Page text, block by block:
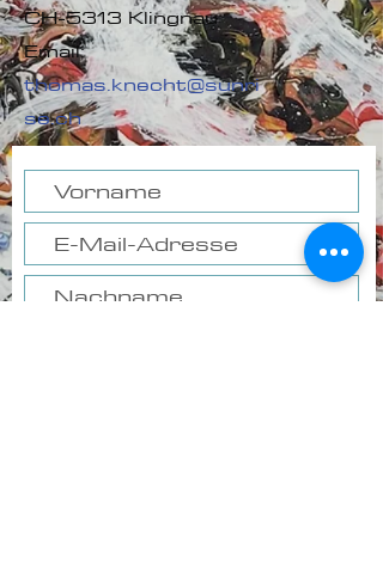
CH-5313 Klingnau
Email:
thomas.knecht@sunri
se.ch